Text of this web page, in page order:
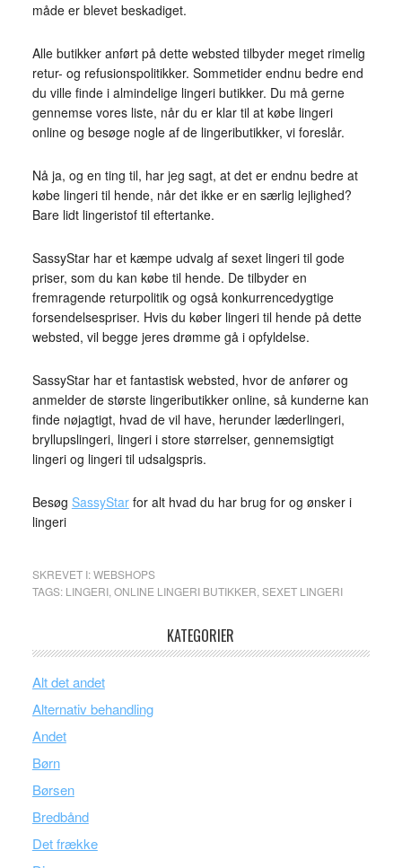
måde er blevet beskadiget.
Alle butikker anført på dette websted tilbyder meget rimelig
retur- og refusionspolitikker. Sommetider endnu bedre end
du ville finde i almindelige lingeri butikker. Du må gerne
gennemse vores liste, når du er klar til at købe lingeri
online og besøge nogle af de lingeributikker, vi foreslår.
Nå ja, og en ting til, har jeg sagt, at det er endnu bedre at
købe lingeri til hende, når det ikke er en særlig lejlighed?
Bare lidt lingeristof til eftertanke.
SassyStar har et kæmpe udvalg af sexet lingeri til gode
priser, som du kan købe til hende. De tilbyder en
fremragende returpolitik og også konkurrencedygtige
forsendelsespriser. Hvis du køber lingeri til hende på dette
websted, vil begge jeres drømme gå i opfyldelse.
SassyStar har et fantastisk websted, hvor de anfører og
anmelder de største lingeributikker online, så kunderne kan
finde nøjagtigt, hvad de vil have, herunder læderlingeri,
bryllupslingeri, lingeri i store størrelser, gennemsigtigt
lingeri og lingeri til udsalgspris.
Besøg SassyStarfor alt hvad du har brug for og ønsker i
lingeri
SKREVET I:WEBSHOPS
TAGS: LINGERI, ONLINE LINGERI BUTIKKER SEXET LINGERI
KATEGORIER
Alt det andet
Alternativ behandling
Andet
Børn
Børsen
Bredbånd
Det frække